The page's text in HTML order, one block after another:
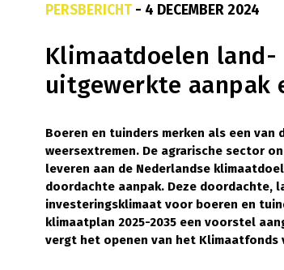
PERSBERICHT- 4 DECEMBER 2024
Klimaatdoelen
uitgewerkte aanpak
Boeren en tuinders merken als een
weersextremen. De agrarische sector
leveren aan de Nederlandse
doordachte aanpak. Deze doordachte,
investeringsklimaat voor boeren en
klimaatplan 2025-2035 een voorstel
vergt het openen van het